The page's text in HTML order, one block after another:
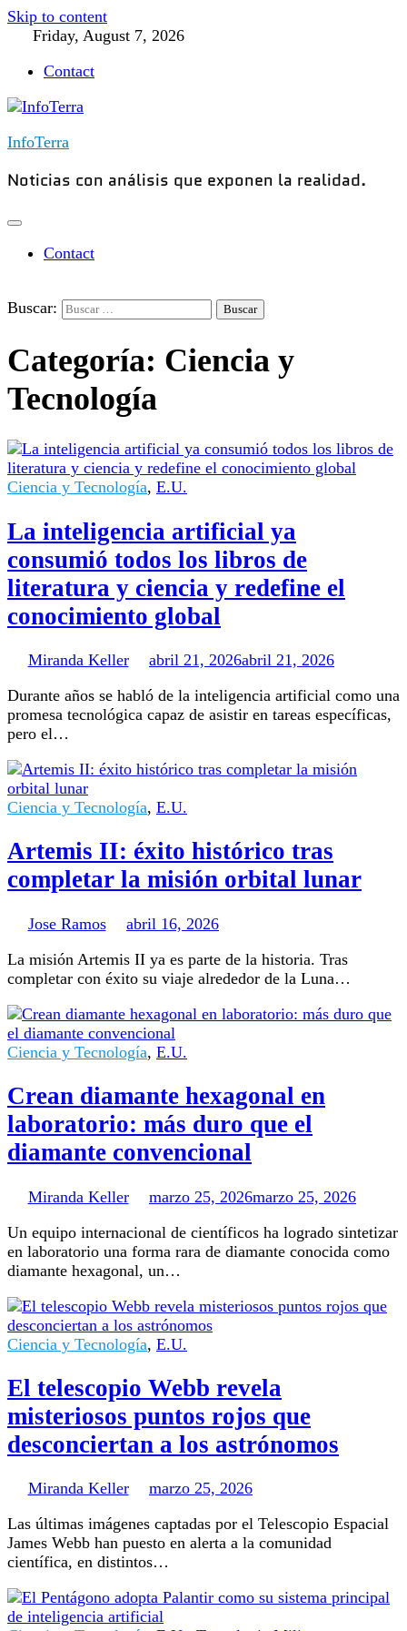
Skip to content
Friday, August 7, 2026
Contact
InfoTerra
Noticias con análisis que exponen la realidad.
Contact
Buscar:
Categoría: Ciencia y
Tecnología
Ciencia y Tecnología, E.U.
La inteligencia artificial ya
consumió todos los libros de
literatura y ciencia y redefine el
conocimiento global
Miranda Keller abril 21, 2026abril 21, 2026
Durante años se habló de la inteligencia artificial como una
promesa tecnológica capaz de asistir en tareas específicas,
pero el…
Ciencia y Tecnología, E.U.
Artemis II: éxito histórico tras
completar la misión orbital lunar
Jose Ramos
abril 16, 2026
La misión Artemis II ya es parte de la historia. Tras
completar con éxito su viaje alrededor de la Luna…
Ciencia y Tecnología, E.U.
Crean diamante hexagonal en
laboratorio: más duro que el
diamante convencional
Miranda Keller marzo 25, 2026marzo 25, 2026
Un equipo internacional de científicos ha logrado sintetizar
en laboratorio una forma rara de diamante conocida como
diamante hexagonal, un…
Ciencia y Tecnología, E.U.
El telescopio Webb revela
misteriosos puntos rojos que
desconciertan a los astrónomos
Miranda Keller
marzo 25, 2026
Las últimas imágenes captadas por el Telescopio Espacial
James Webb han puesto en alerta a la comunidad
científica, en distintos…